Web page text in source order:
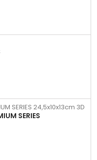
SERIES